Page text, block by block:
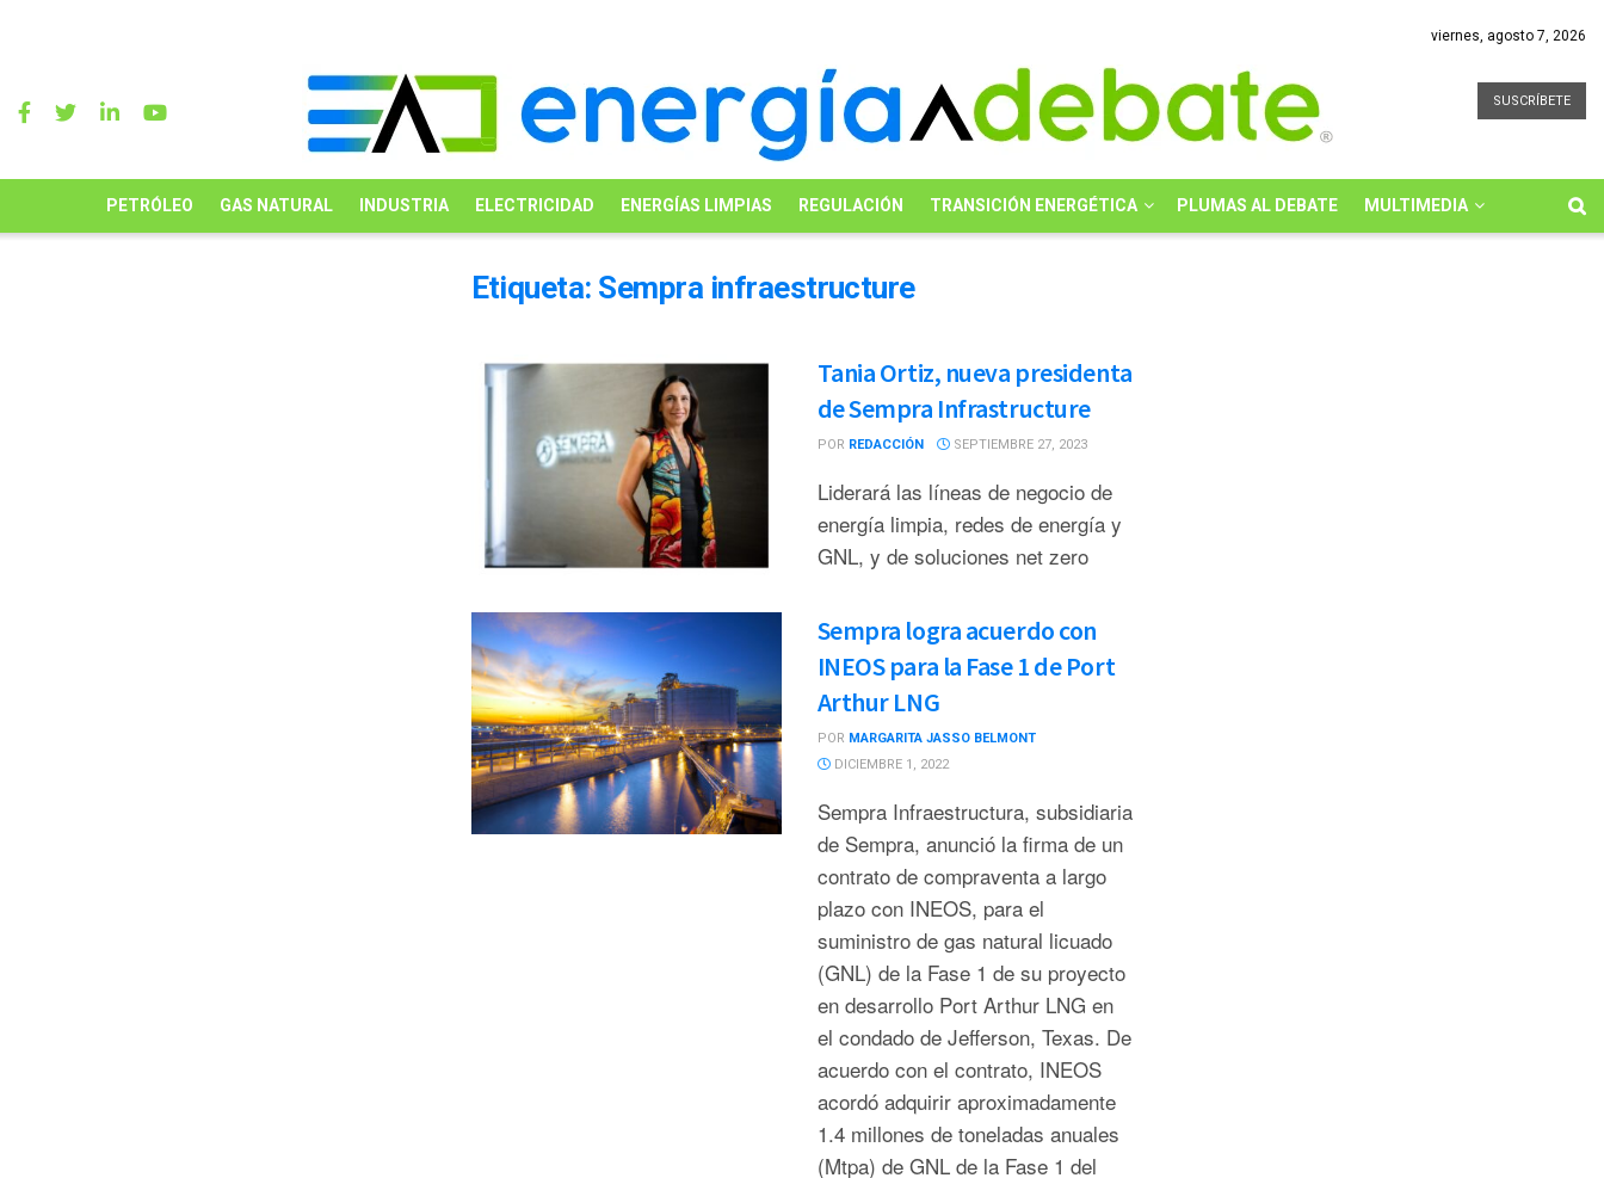
viernes, agosto 7, 2026
SUSCRÍBETE
PETRÓLEO GAS NATURAL INDUSTRIA ELECTRICIDAD ENERGÍAS LIMPIAS REGULACIÓN TRANSICIÓN ENERGÉTICA PLUMAS AL DEBATE MULTIMEDIA
Etiqueta: Sempra infraestructure
Tania Ortiz, nueva presidenta
de Sempra Infrastructure
POR REDACCIÓN SEPTIEMBRE 27, 2023
Liderará las líneas de negocio de
energía limpia, redes de energía y
GNL, y de soluciones net zero
Sempra logra acuerdo con
INEOS para la Fase 1 de Port
Arthur LNG
POR MARGARITA JASSO BELMONT
DICIEMBRE 1, 2022
Sempra Infraestructura, subsidiaria
de Sempra, anunció la firma de un
contrato de compraventa a largo
plazo con INEOS, para el
suministro de gas natural licuado
(GNL) de la Fase 1 de su proyecto
en desarrollo Port Arthur LNG en
el condado de Jefferson, Texas. De
acuerdo con el contrato, INEOS
acordó adquirir aproximadamente
1.4 millones de toneladas anuales
(Mtpa) de GNL de la Fase 1 del